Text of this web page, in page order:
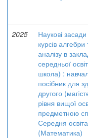
2025
Наукові
курсів алгебри
аналізу в
середньої
школа) :
посібник для
другого
рівня вищої
предметною
Середня освіта
(Математика)